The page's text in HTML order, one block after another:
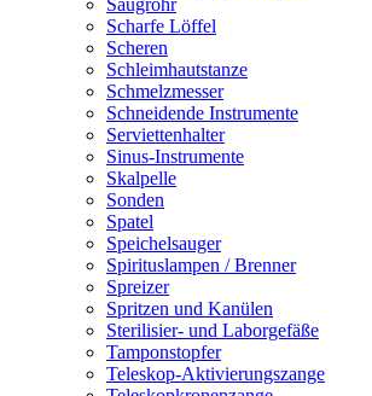
Saugrohr
Scharfe Löffel
Scheren
Schleimhautstanze
Schmelzmesser
Schneidende Instrumente
Serviettenhalter
Sinus-Instrumente
Skalpelle
Sonden
Spatel
Speichelsauger
Spirituslampen / Brenner
Spreizer
Spritzen und Kanülen
Sterilisier- und Laborgefäße
Tamponstopfer
Teleskop-Aktivierungszange